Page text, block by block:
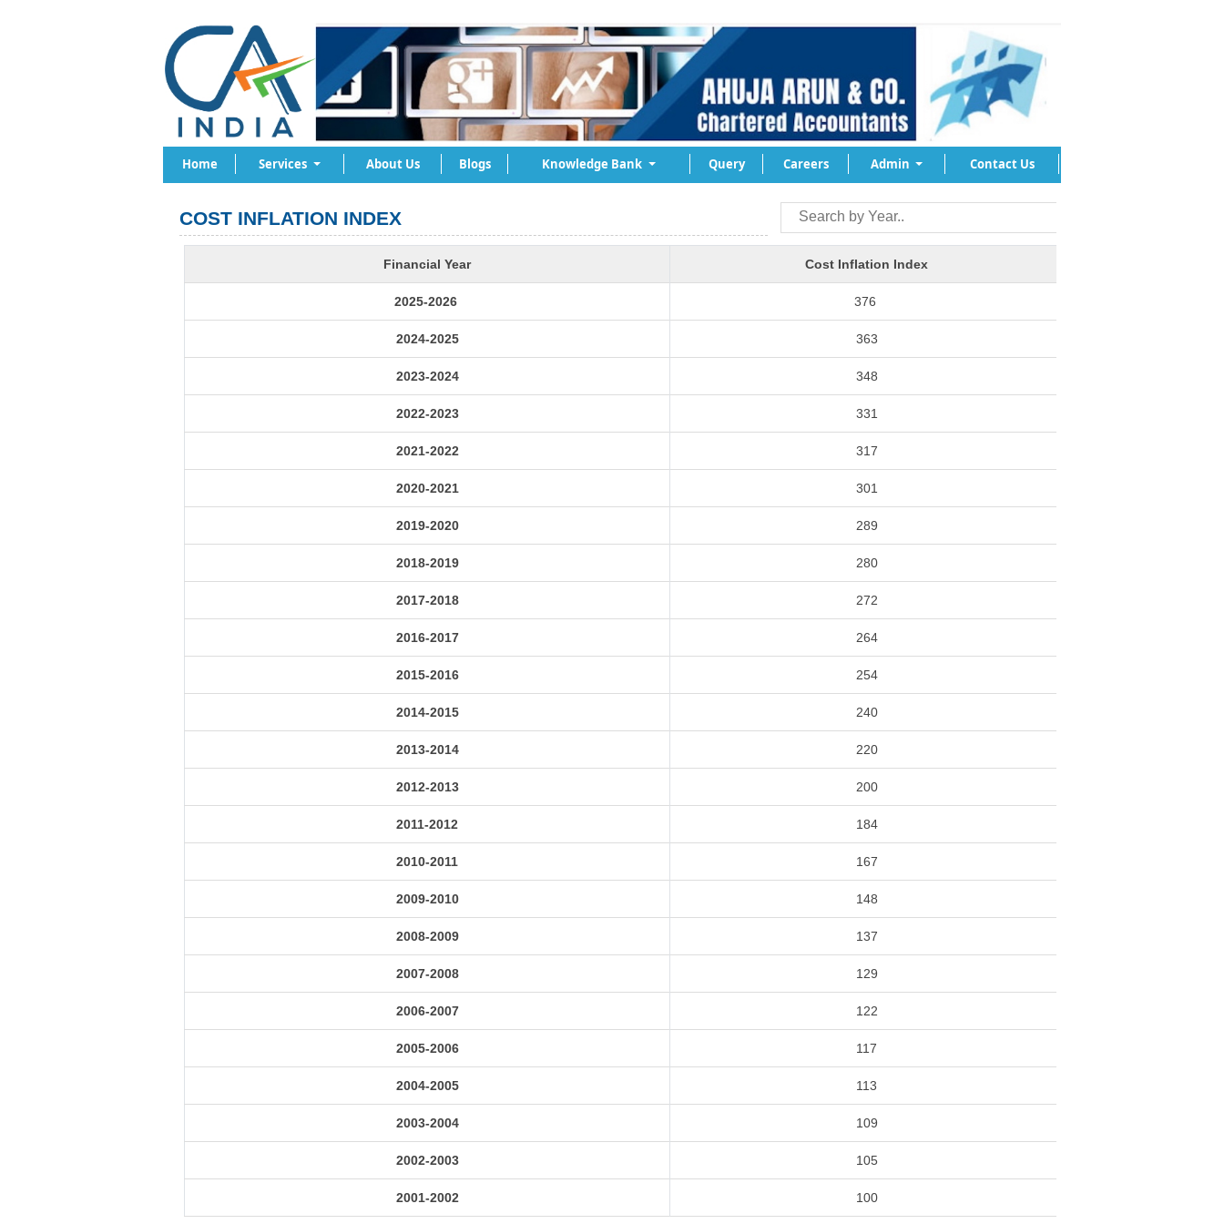
Home Services About Us Blogs Knowledge Bank Query Careers Admin Contact Us
COST INFLATION INDEX
Financial Year Cost Inflation Index
2025-2026 376
2024-2025 363
2023-2024 348
2022-2023 331
2021-2022 317
2020-2021 301
2019-2020 289
2018-2019 280
2017-2018 272
2016-2017 264
2015-2016 254
2014-2015 240
2013-2014 220
2012-2013 200
2011-2012 184
2010-2011 167
2009-2010 148
2008-2009 137
2007-2008 129
2006-2007 122
2005-2006 117
2004-2005 113
2003-2004 109
2002-2003 105
2001-2002 100